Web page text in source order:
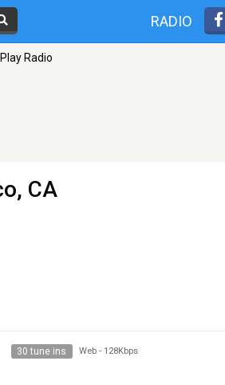
RADIO
Radio
CA
30 tune ins Web - 128Kbps